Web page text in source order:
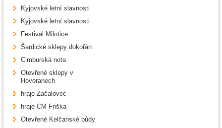
Kyjovské letní slavnosti
Kyjovské letní slavnosti
Festival Milotice
Šardické sklepy dokořán
Cimburská nota
Otevřené sklepy v
Hovoranech
hraje Začalovec
hraje CM Friška
Otevřené Kelčanské bůdy